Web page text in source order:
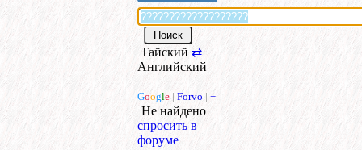
Тайский ⇄
Английский
+
Google | Forvo | +
Не найдено
спросить в
форуме